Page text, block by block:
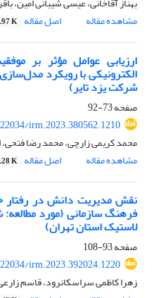
مشاهده مقاله
اصل مقاله K
ارزیابی عوامل مؤثر بر
الکترونیکی با رویکرد
شرکت یزد تایر)
صفحه73-92
irm.2023.380562.1210
محمد کریمی زارچی، محمد رضا
مشاهده مقاله
اصل مقاله K
نقش مدیریت دانش در رفتار
فرهنگ سازمانی (مورد
لاستیک استان تهران)
صفحه93-108
irm.2023.392024.1220
زهرا کاظمی سراسکانرود، قاسم